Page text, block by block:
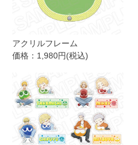
アクリルフレーム
価格：1,980円(税込)